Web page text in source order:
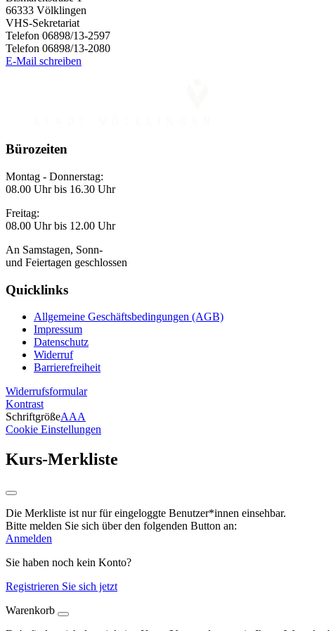
66333 Völklingen
VHS-Sekretariat
Telefon 06898/13-2597
Telefon 06898/13-2080
E-Mail schreiben
Bürozeiten
Montag - Donnerstag:
08.00 Uhr bis 16.30 Uhr
Freitag:
08.00 Uhr bis 12.00 Uhr
An Samstagen, Sonn-
und Feiertagen geschlossen
Quicklinks
Allgemeine Geschäftsbedingungen (AGB)
Impressum
Datenschutz
Widerruf
Barrierefreiheit
Widerrufsformular
Kontrast
SchriftgrößeAAA
Cookie Einstellungen
Kurs-Merkliste
Die Merkliste ist nur für eingeloggte Benutzer*innen einsehbar.
Bitte melden Sie sich über den folgenden Button an:
Anmelden
Sie haben noch kein Konto?
Registrieren Sie sich jetzt
Warenkorb